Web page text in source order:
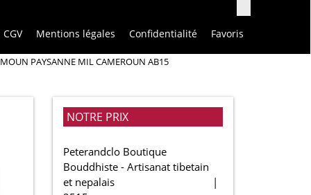
CGV Mentions légales Confidentialité Favoris
PAYSANNE MIL CAMEROUN AB15
NOTRE PRIX
Peterandclo Boutique
Bouddhiste - Artisanat tibetain
et nepalais